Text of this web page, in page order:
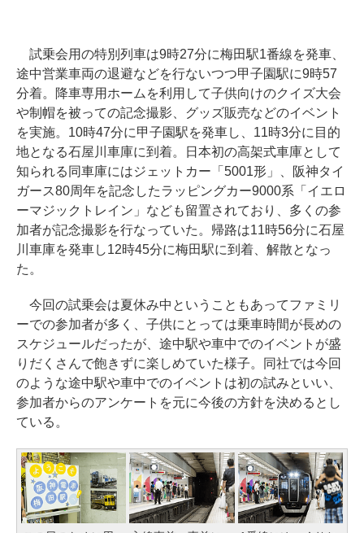
試乗会用の特別列車は9時27分に梅田駅1番線を発車、
途中営業車両の退避などを行ないつつ甲子園駅に9時57
分着。降車専用ホームを利用して子供向けのクイズ大会
や制帽を被っての記念撮影、グッズ販売などのイベント
を実施。10時47分に甲子園駅を発車し、11時3分に目的
地となる石屋川車庫に到着。日本初の高架式車庫として
知られる同車庫にはジェットカー「5001形」、阪神タイ
ガース80周年を記念したラッピングカー9000系「イエロ
ーマジックトレイン」なども留置されており、多くの参
加者が記念撮影を行なっていた。帰路は11時56分に石屋
川車庫を発車し12時45分に梅田駅に到着、解散となっ
た。
今回の試乗会は夏休み中ということもあってファミリ
ーでの参加者が多く、子供にとっては乗車時間が長めの
スケジュールだったが、途中駅や車中でのイベントが盛
りだくさんで飽きずに楽しめていた様子。同社では今回
のような途中駅や車中でのイベントは初の試みといい、
参加者からのアンケートを元に今後の方針を決めるとし
ている。